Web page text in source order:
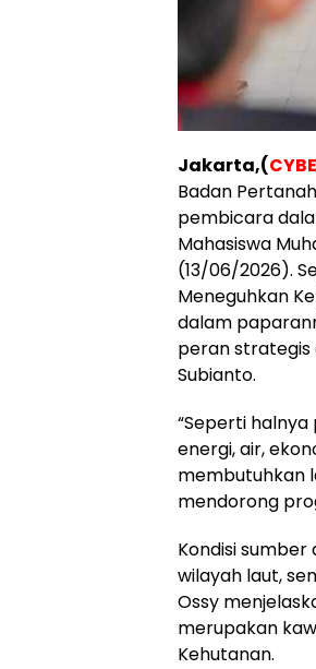
Jakarta,(
Badan
pembicara
Mahasiswa
(13/06/2026).
Meneguhkan
dalam
peran strategis
Subianto.
“Seperti
energi, air,
membutuhkan
mendorong
Kondisi
wilayah laut,
Ossy
merupakan
Kehutanan.